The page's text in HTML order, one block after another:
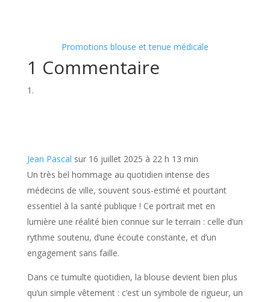
Promotions blouse et tenue médicale
1 Commentaire
Jean Pascal sur 16 juillet 2025 à 22 h 13 min
Un très bel hommage au quotidien intense des
médecins de ville, souvent sous-estimé et pourtant
essentiel à la santé publique ! Ce portrait met en
lumière une réalité bien connue sur le terrain : celle d’un
rythme soutenu, d’une écoute constante, et d’un
engagement sans faille.
Dans ce tumulte quotidien, la blouse devient bien plus
qu’un simple vêtement : c’est un symbole de rigueur, un